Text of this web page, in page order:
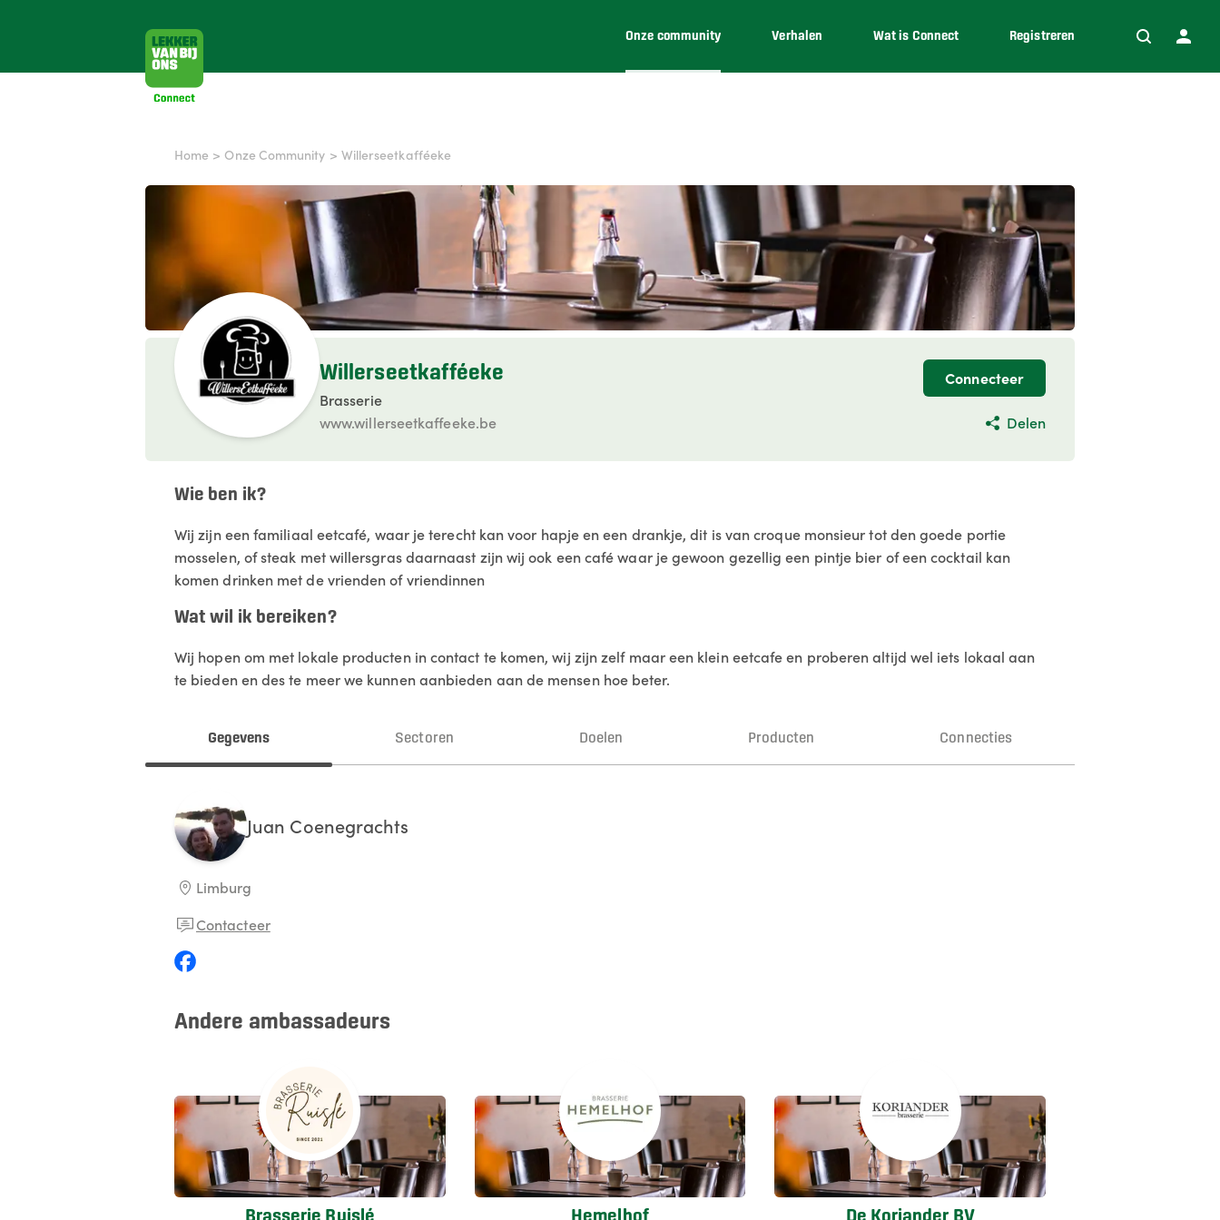
Onze community Verhalen Wat is Connect Registreren
Home > Onze Community > Willerseetkafféeke
Willerseetkafféeke
Brasserie
www.willerseetkaffeeke.be
Connecteer
Delen
Wie ben ik?
Wij zijn een familiaal eetcafé, waar je terecht kan voor hapje en een drankje, dit is van croque monsieur tot den goede portie
mosselen, of steak met willersgras daarnaast zijn wij ook een café waar je gewoon gezellig een pintje bier of een cocktail kan
komen drinken met de vrienden of vriendinnen
Wat wil ik bereiken?
Wij hopen om met lokale producten in contact te komen, wij zijn zelf maar een klein eetcafe en proberen altijd wel iets lokaal aan
te bieden en des te meer we kunnen aanbieden aan de mensen hoe beter.
Gegevens Sectoren Doelen Producten Connecties
Juan Coenegrachts
Limburg
Contacteer
Andere ambassadeurs